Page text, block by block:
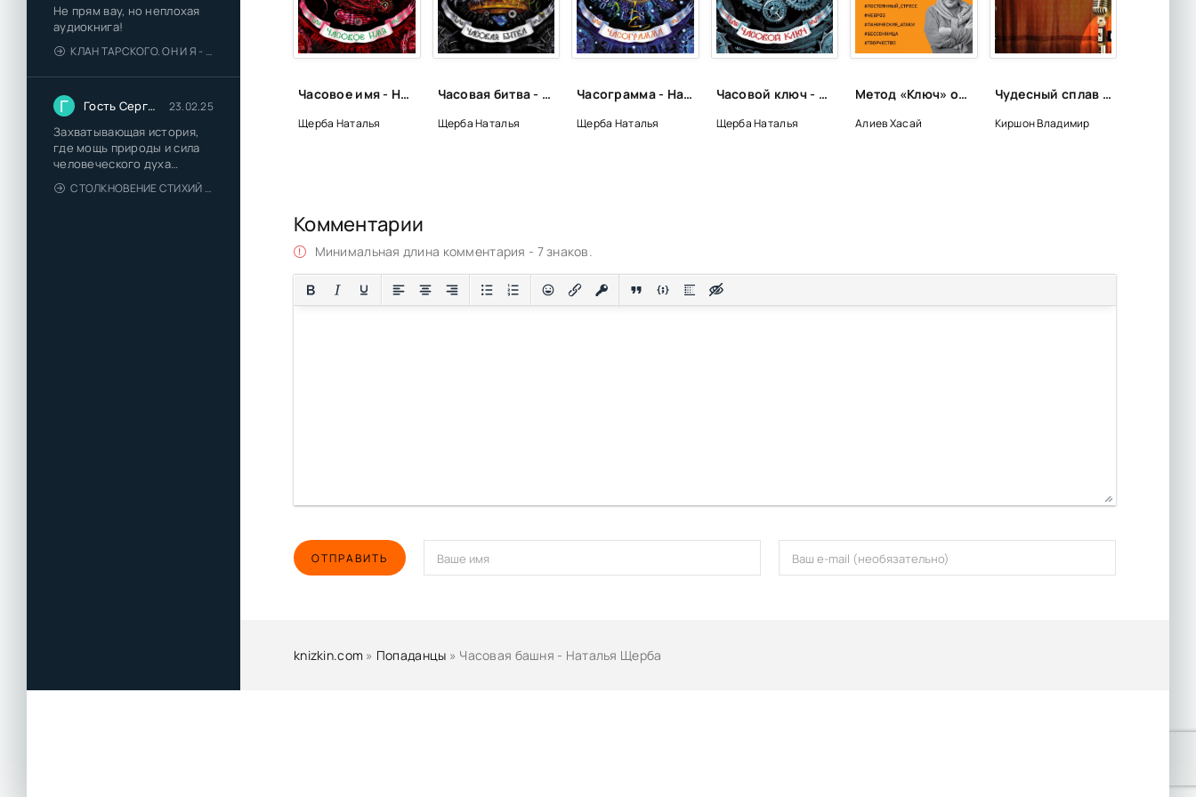
Не прям вау, но неплохая
аудиокнига!
КЛАН ТАРСКОГО. ОН И Я - ЕЛЕНА ТОДОРОВА (1)
Г Гость Сергей 23.02.25
Захватывающая история,
где мощь природы и сила
человеческого духа
сплетаются в напряжённый
и
СТОЛКНОВЕНИЕ СТИХИЙ - ВАЛЕРИЙ ГУМИНСКИЙ
Часовое имя - Наталья Щерба
Щерба Наталья
Часовая битва - Наталья Щерба
Щерба Наталья
Часограмма - Наталья Щерба
Щерба Наталья
Часовой ключ - Наталья Щерба
Щерба Наталья
Метод «Ключ» от комнаты страха твоего мозга. Заставь стресс работать на тебя - Хасай Алиев
Алиев Хасай
Чудесный сплав - Владимир Киршон
Киршон Владимир
Комментарии
Минимальная длина комментария - 7 знаков.
ОТПРАВИТЬ
knizkin.com » Попаданцы » Часовая башня - Наталья Щерба